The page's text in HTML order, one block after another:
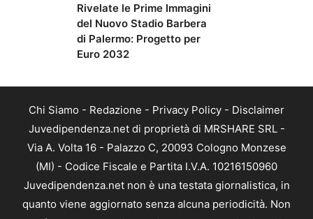
Rivelate le Prime Immagini
del Nuovo Stadio Barbera
di Palermo: Progetto per
Euro 2032
Chi Siamo - Redazione - Privacy Policy - Disclaimer
Juvedipendenza.net di proprietà di MRSHARE SRL -
Via A. Volta 16 - Palazzo C, 20093 Cologno Monzese
(MI) - Codice Fiscale e Partita I.V.A. 10216150960
Juvedipendenza.net non è una testata giornalistica, in
quanto viene aggiornato senza alcuna periodicità. Non